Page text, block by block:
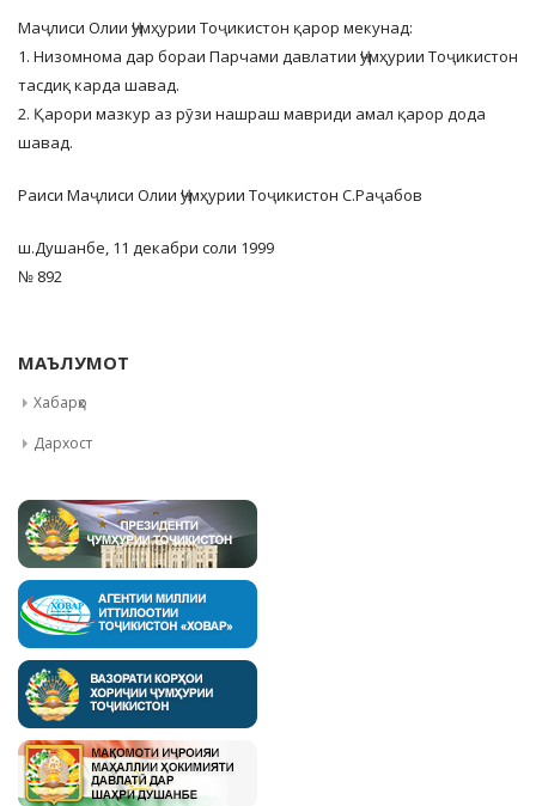
Маҷлиси Олии Ҷумҳурии Тоҷикистон қарор мекунад:
1. Низомнома дар бораи Парчами давлатии Ҷумҳурии Тоҷикистон
тасдиқ карда шавад.
2. Қарори мазкур аз рӯзи нашраш мавриди амал қарор дода
шавад.
Раиси Маҷлиси Олии Ҷумҳурии Тоҷикистон С.Раҷабов
ш.Душанбе, 11 декабри соли 1999
№ 892
МАЪЛУМОТ
Хабарҳо
Дархост